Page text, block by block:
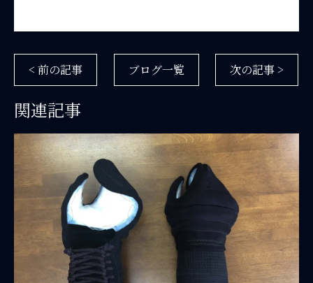
< 前の記事 ブログ一覧 次の記事 >
関連記事